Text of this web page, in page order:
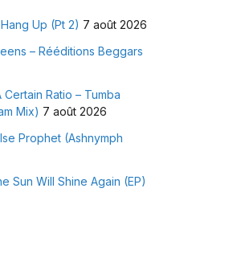
Up (Pt 2) 7 août 2026
– Rééditions Beggars
Ratio – Tumba
Mix) 7 août 2026
Prophet (Ashnymph
Sun Will Shine Again (EP)